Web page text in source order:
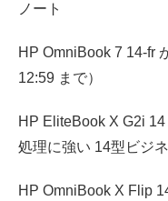
ノート
HP OmniBook 7 14-fr
12:59 まで）
HP EliteBook X G2i
処理に強い 14型ビジ
HP OmniBook X Flip